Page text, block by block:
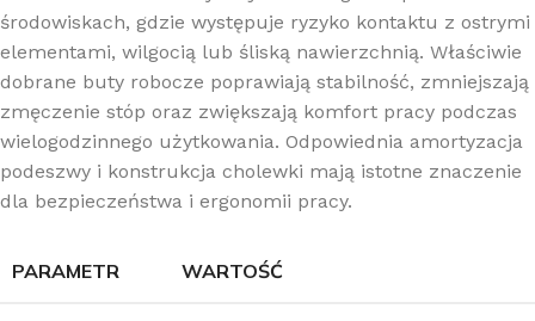
środowiskach, gdzie występuje ryzyko kontaktu z ostrymi
elementami, wilgocią lub śliską nawierzchnią. Właściwie
dobrane buty robocze poprawiają stabilność, zmniejszają
zmęczenie stóp oraz zwiększają komfort pracy podczas
wielogodzinnego użytkowania. Odpowiednia amortyzacja
podeszwy i konstrukcja cholewki mają istotne znaczenie
dla bezpieczeństwa i ergonomii pracy.
PARAMETR WARTOŚĆ